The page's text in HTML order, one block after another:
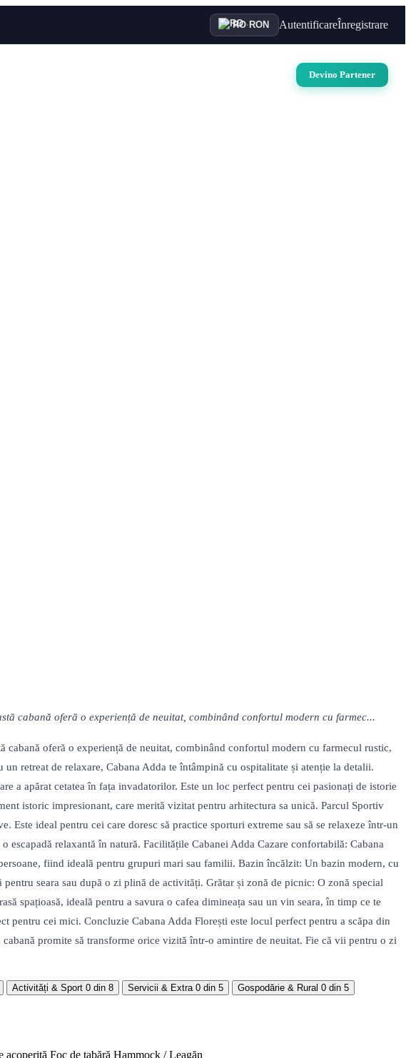
RO· RON AutentificareÎnregistrare
Devino Partener
cabană oferă o experiență de neuitat, combinând confortul modern cu farmec...
oferă o experiență de neuitat, combinând confortul modern cu farmecul rustic,
retreat de relaxare, Cabana Adda te întâmpină cu ospitalitate și atenție la detalii.
a apărat cetatea în fața invadatorilor. Este un loc perfect pentru cei pasionați de istorie
istoric impresionant, care merită vizitat pentru arhitectura sa unică. Parcul Sportiv
ideal pentru cei care doresc să practice sporturi extreme sau să se relaxeze într-un
relaxantă în natură. Facilitățile Cabanei Adda Cazare confortabilă: Cabana
fiind ideală pentru grupuri mari sau familii. Bazin încălzit: Un bazin modern, cu
seara sau după o zi plină de activități. Grătar și zonă de picnic: O zonă special
spațioasă, ideală pentru a savura o cafea dimineața sau un vin seara, în timp ce te
cei mici. Concluzie Cabana Adda Florești este locul perfect pentru a scăpa din
promite să transforme orice vizită într-o amintire de neuitat. Fie că vii pentru o zi
Activități & Sport 0 din 8 Servicii & Extra 0 din 5 Gospodărie & Rural 0 din 5
acoperită Foc de tabără Hammock / Leagăn